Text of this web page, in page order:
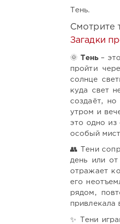
Тень.
Смотрите
Загадки
🌞 Тень –
пройти
солнце
куда свет
создаёт,
утром и
это одно из
особый
👥 Тени
день или
отражает
его
рядом,
привлекала
✨ Тени